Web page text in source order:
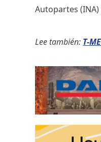
Autopartes
Lee también: T-